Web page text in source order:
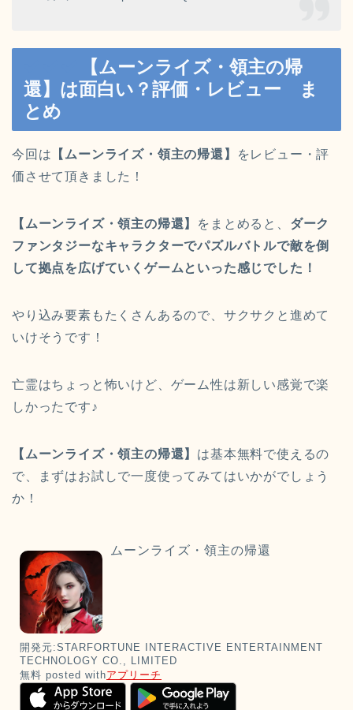
【ムーンライズ・領主の帰
還】は面白い？評価・レビュー ま
とめ
今回は 【ムーンライズ・領主の帰還】
をレビュー・評
価させて頂きました！
【ムーンライズ・領主の帰還】 をまとめると、 ダーク
ファンタジーなキャラクターでパズルバトルで敵を倒
して拠点を広げていくゲームといった感じでした！
やり込み要素もたくさんあるので、サクサクと進めて
いけそうです！
亡霊はちょっと怖いけど、ゲーム性は新しい感覚で楽
しかったです♪
【ムーンライズ・領主の帰還】 は基本無料で使えるの
で、まずはお試しで一度使ってみてはいかがでしょう
か！
ムーンライズ・領主の帰還
開発元:STARFORTUNE INTERACTIVE ENTERTAINMENT
TECHNOLOGY CO., LIMITED
無料 posted withアプリーチ